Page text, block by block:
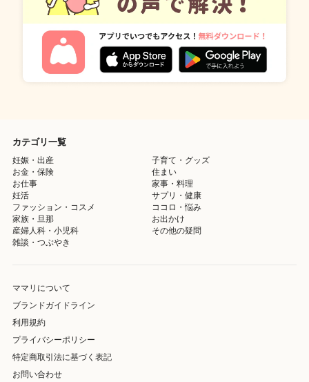
カテゴリ一覧
妊娠・出産
子育て・グッズ
お金・保険
住まい
お仕事
家事・料理
妊活
サプリ・健康
ファッション・コスメ
ココロ・悩み
家族・旦那
お出かけ
産婦人科・小児科
その他の疑問
雑談・つぶやき
ママリについて
ブランドガイドライン
利用規約
プライバシーポリシー
特定商取引法に基づく表記
お問い合わせ